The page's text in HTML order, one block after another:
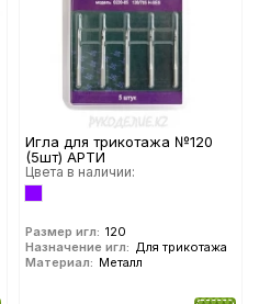
Игла для трикотажа №120
(5шт) АРТИ
Цвета в наличии:
Размер игл: 120
Назначение игл: Для трикотажа
Материал: Металл